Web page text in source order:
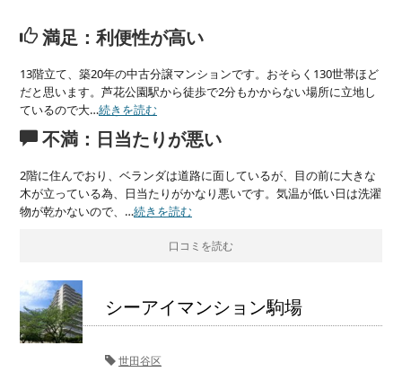
満足：利便性が高い
13階立て、築20年の中古分譲マンションです。おそらく130世帯ほど
だと思います。芦花公園駅から徒歩で2分もかからない場所に立地し
ているので大…続きを読む
不満：日当たりが悪い
2階に住んでおり、ベランダは道路に面しているが、目の前に大きな
木が立っている為、日当たりがかなり悪いです。気温が低い日は洗濯
物が乾かないので、…続きを読む
口コミを読む
シーアイマンション駒場
世田谷区